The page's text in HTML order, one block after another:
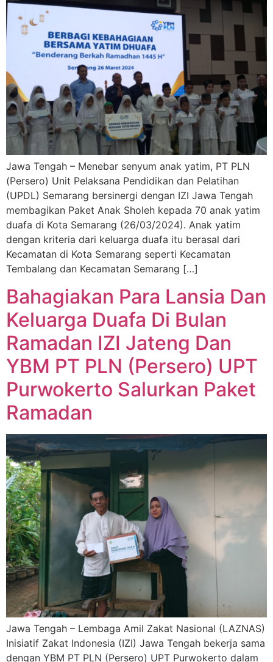
Jawa Tengah – Menebar senyum anak yatim, PT PLN
(Persero) Unit Pelaksana Pendidikan dan Pelatihan
(UPDL) Semarang bersinergi dengan IZI Jawa Tengah
membagikan Paket Anak Sholeh kepada 70 anak yatim
duafa di Kota Semarang (26/03/2024). Anak yatim
dengan kriteria dari keluarga duafa itu berasal dari
Kecamatan di Kota Semarang seperti Kecamatan
Tembalang dan Kecamatan Semarang […]
Bahagiakan Para Lansia Dan
Keluarga Duafa Di Bulan
Ramadan IZI Jateng Dan
YBM PT PLN (Persero) UPT
Purwokerto Salurkan Paket
Ramadan
Jawa Tengah – Lembaga Amil Zakat Nasional (LAZNAS)
Inisiatif Zakat Indonesia (IZI) Jawa Tengah bekerja sama
dengan YBM PT PLN (Persero) UPT Purwokerto dalam